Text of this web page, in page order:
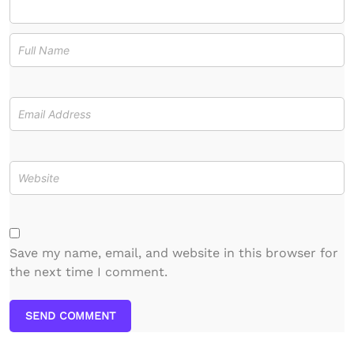
Save my name, email, and website in this browser for
the next time I comment.
SEND COMMENT